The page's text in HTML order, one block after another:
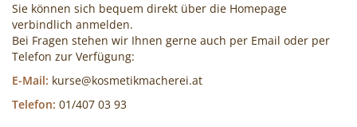
Sie können sich bequem direkt über die Homepage
verbindlich anmelden.
Bei Fragen stehen wir Ihnen gerne auch per Email oder per
Telefon zur Verfügung:
E-Mail: kurse@kosmetikmacherei.at
Telefon: 01/407 03 93